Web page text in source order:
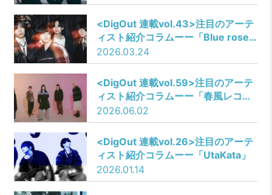
<DigOut 連載vol.43>注目のアーテ
ィスト紹介コラムーー「Blue rose
paradigm」
2026.03.24
<DigOut 連載vol.59>注目のアーテ
ィスト紹介コラムーー「春風レコー
ド」
2026.06.02
​<DigOut 連載vol.26>注目のアーテ
ィスト紹介コラムーー「UtaKata」
2026.01.14